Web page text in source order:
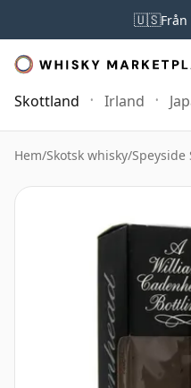
🇺🇸Från
Skottland Irland
Hem/Skotsk whisky/Speyside